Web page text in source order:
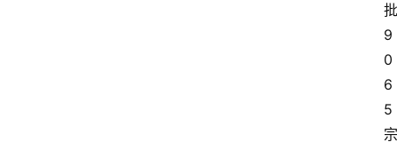
9
0
6
5